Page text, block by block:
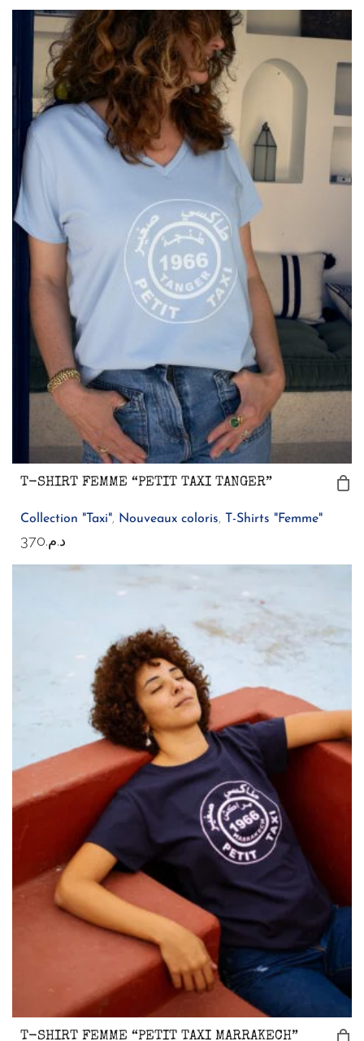
T-SHIRT FEMME “PETIT TAXI TANGER”
Collection "Taxi", Nouveaux coloris, T-Shirts "Femme"
د.م.370
T-SHIRT FEMME “PETIT TAXI MARRAKECH”